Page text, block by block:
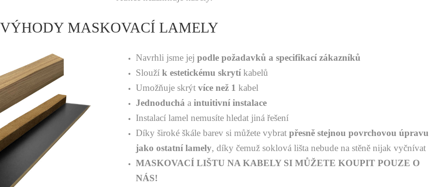
VÝHODY MASKOVACÍ LAMELY
Navrhli jsme jej podle požadavků a specifikací zákazníků
Slouží k estetickému skrytíkabelů
Umožňuje skrýt více než 1 kabel
Jednoduchá a intuitivní instalace
Instalací lamel nemusíte hledat jiná řešení
Díky široké škále barev si můžete vybrat přesně stejnou povrchovou úpravu
jako ostatní lamely, díky čemuž soklová lišta nebude na stěně nijak vyčnívat
MASKOVACÍ LIŠTU NA KABELY SI MŮŽETE KOUPIT POUZE O
NÁS!